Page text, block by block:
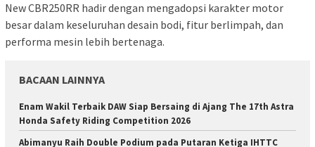
New CBR250RR hadir dengan mengadopsi karakter motor
besar dalam keseluruhan desain bodi, fitur berlimpah, dan
performa mesin lebih bertenaga.
BACAAN LAINNYA
Enam Wakil Terbaik DAW Siap Bersaing di Ajang The 17th Astra
Honda Safety Riding Competition 2026
Abimanyu Raih Double Podium pada Putaran Ketiga IHTTC